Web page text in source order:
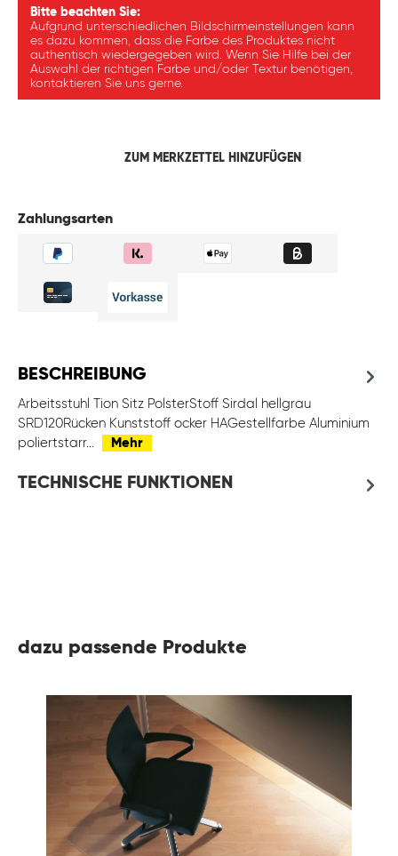
Bitte beachten Sie:
Aufgrund unterschiedlichen Bildschirmeinstellungen kann
es dazu kommen, dass die Farbe des Produktes nicht
authentisch wiedergegeben wird. Wenn Sie Hilfe bei der
Auswahl der richtigen Farbe und/oder Textur benötigen,
kontaktieren Sie uns gerne.
ZUM MERKZETTEL HINZUFÜGEN
Zahlungsarten
BESCHREIBUNG
Arbeitsstuhl Tion Sitz PolsterStoff Sirdal hellgrau
SRD120Rücken Kunststoff ocker HAGestellfarbe Aluminium
poliertstarr…
Mehr
TECHNISCHE FUNKTIONEN
dazu passende Produkte